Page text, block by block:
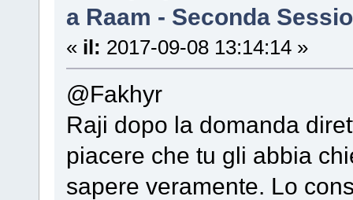
a Raam - Seconda
« il: 2017-09-08 13:14:14 »
@Fakhyr
Raji dopo la domanda
piacere che tu gli abbia
sapere veramente. Lo